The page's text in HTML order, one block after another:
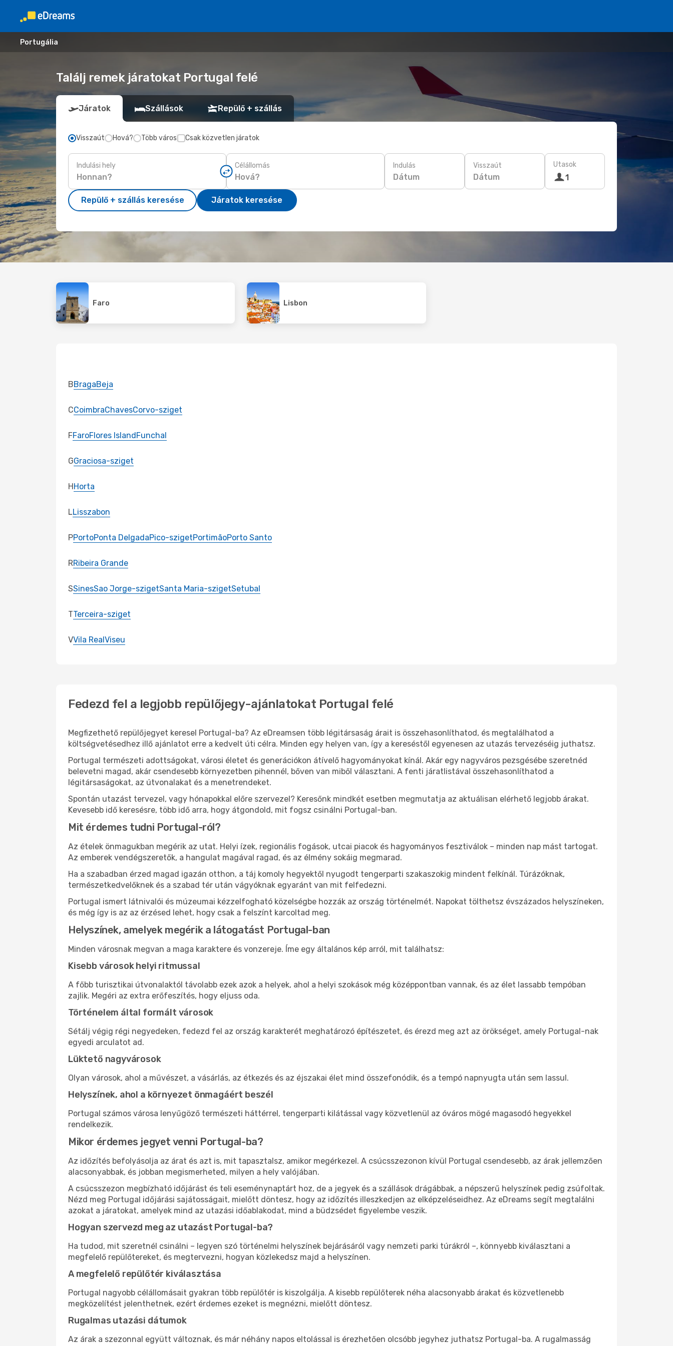
Portugália
Találj remek járatokat Portugal felé
Járatok Szállások Repülő + szállás
Visszaút Hová? Több város Csak közvetlen járatok
Indulási hely Célállomás Indulás
Dátum
Visszaút
Dátum
Utasok
1
Repülő + szállás keresése Járatok keresése
Faro Lisbon
BBragaBeja
CCoimbraChavesCorvo-sziget
FFaroFlores IslandFunchal
GGraciosa-sziget
HHorta
LLisszabon
PPortoPonta DelgadaPico-szigetPortimãoPorto Santo
RRibeira Grande
SSinesSao Jorge-szigetSanta Maria-szigetSetubal
TTerceira-sziget
VVila RealViseu
Fedezd fel a legjobb repülőjegy-ajánlatokat Portugal felé
Megfizethető repülőjegyet keresel Portugal-ba? Az eDreamsen több légitársaság árait is összehasonlíthatod, és megtalálhatod a
költségvetésedhez illő ajánlatot erre a kedvelt úti célra. Minden egy helyen van, így a kereséstől egyenesen az utazás tervezéséig juthatsz.
Portugal természeti adottságokat, városi életet és generációkon átívelő hagyományokat kínál. Akár egy nagyváros pezsgésébe szeretnéd
belevetni magad, akár csendesebb környezetben pihennél, bőven van miből választani. A fenti járatlistával összehasonlíthatod a
légitársaságokat, az útvonalakat és a menetrendeket.
Spontán utazást tervezel, vagy hónapokkal előre szervezel? Keresőnk mindkét esetben megmutatja az aktuálisan elérhető legjobb árakat.
Kevesebb idő keresésre, több idő arra, hogy átgondold, mit fogsz csinálni Portugal-ban.
Mit érdemes tudni Portugal-ról?
Az ételek önmagukban megérik az utat. Helyi ízek, regionális fogások, utcai piacok és hagyományos fesztiválok – minden nap mást tartogat.
Az emberek vendégszeretők, a hangulat magával ragad, és az élmény sokáig megmarad.
Ha a szabadban érzed magad igazán otthon, a táj komoly hegyektől nyugodt tengerparti szakaszokig mindent felkínál. Túrázóknak,
természetkedvelőknek és a szabad tér után vágyóknak egyaránt van mit felfedezni.
Portugal ismert látnivalói és múzeumai kézzelfogható közelségbe hozzák az ország történelmét. Napokat tölthetsz évszázados helyszíneken,
és még így is az az érzésed lehet, hogy csak a felszínt karcoltad meg.
Helyszínek, amelyek megérik a látogatást Portugal-ban
Minden városnak megvan a maga karaktere és vonzereje. Íme egy általános kép arról, mit találhatsz:
Kisebb városok helyi ritmussal
A főbb turisztikai útvonalaktól távolabb ezek azok a helyek, ahol a helyi szokások még középpontban vannak, és az élet lassabb tempóban
zajlik. Megéri az extra erőfeszítés, hogy eljuss oda.
Történelem által formált városok
Sétálj végig régi negyedeken, fedezd fel az ország karakterét meghatározó építészetet, és érezd meg azt az örökséget, amely Portugal-nak
egyedi arculatot ad.
Lüktető nagyvárosok
Olyan városok, ahol a művészet, a vásárlás, az étkezés és az éjszakai élet mind összefonódik, és a tempó napnyugta után sem lassul.
Helyszínek, ahol a környezet önmagáért beszél
Portugal számos városa lenyűgöző természeti háttérrel, tengerparti kilátással vagy közvetlenül az óváros mögé magasodó hegyekkel
rendelkezik.
Mikor érdemes jegyet venni Portugal-ba?
Az időzítés befolyásolja az árat és azt is, mit tapasztalsz, amikor megérkezel. A csúcsszezonon kívül Portugal csendesebb, az árak jellemzően
alacsonyabbak, és jobban megismerheted, milyen a hely valójában.
A csúcsszezon megbízható időjárást és teli eseménynaptárt hoz, de a jegyek és a szállások drágábbak, a népszerű helyszínek pedig zsúfoltak.
Nézd meg Portugal időjárási sajátosságait, mielőtt döntesz, hogy az időzítés illeszkedjen az elképzeléseidhez. Az eDreams segít megtalálni
azokat a járatokat, amelyek mind az utazási időablakodat, mind a büdzsédet figyelembe veszik.
Hogyan szervezd meg az utazást Portugal-ba?
Ha tudod, mit szeretnél csinálni – legyen szó történelmi helyszínek bejárásáról vagy nemzeti parki túrákról –, könnyebb kiválasztani a
megfelelő repülőtereket, és megtervezni, hogyan közlekedsz majd a helyszínen.
A megfelelő repülőtér kiválasztása
Portugal nagyobb célállomásait gyakran több repülőtér is kiszolgálja. A kisebb repülőterek néha alacsonyabb árakat és közvetlenebb
megközelítést jelenthetnek, ezért érdemes ezeket is megnézni, mielőtt döntesz.
Rugalmas utazási dátumok
Az árak a szezonnal együtt változnak, és már néhány napos eltolással is érezhetően olcsóbb jegyhez juthatsz Portugal-ba. A rugalmasság